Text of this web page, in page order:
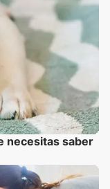
necesitas saber